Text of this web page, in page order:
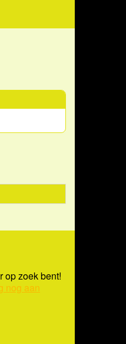
op zoek bent!
nog aan